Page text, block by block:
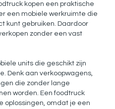
kopen een praktische
een mobiele werkruimte die
kunt gebruiken. Daardoor
zonder een vast
units die geschikt zijn
Denk aan verkoopwagens,
die zonder lange
worden. Een foodtruck
oplossingen, omdat je een